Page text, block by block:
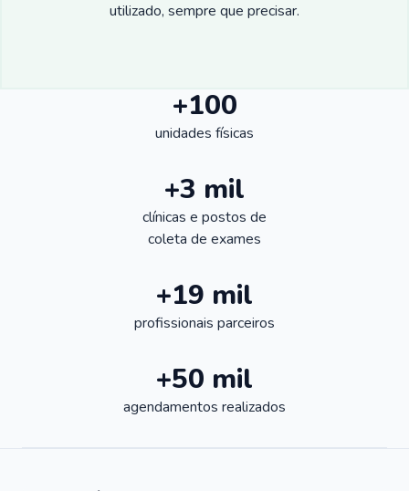
utilizado, sempre que precisar.
+100
unidades físicas
+3 mil
clínicas e postos de
coleta de exames
+19 mil
profissionais parceiros
+50 mil
agendamentos realizados